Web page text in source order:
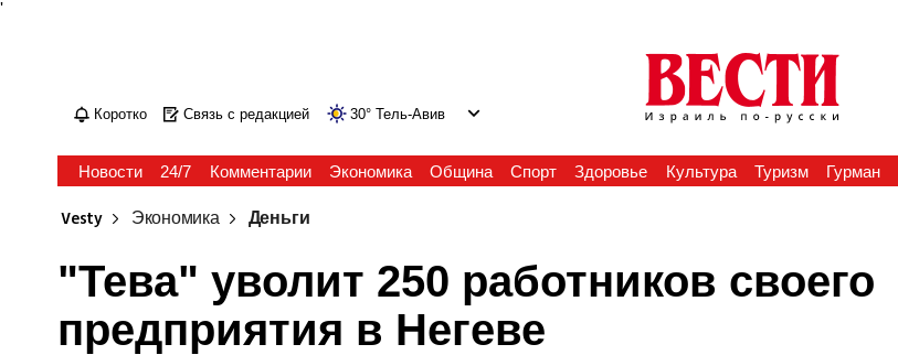
'
Коротко Связь с редакцией 30° Тель-Авив
Новости 24/7 Комментарии Экономика Община Спорт Здоровье Культура Туризм Гурман
Vesty Экономика Деньги
"Тева" уволит 250 работников своего
предприятия в Негеве